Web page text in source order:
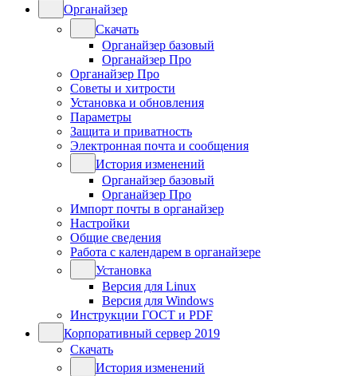
Органайзер
Скачать
Органайзер базовый
Органайзер Про
Органайзер Про
Советы и хитрости
Установка и обновления
Параметры
Защита и приватность
Электронная почта и сообщения
История изменений
Органайзер базовый
Органайзер Про
Импорт почты в органайзер
Настройки
Общие сведения
Работа с календарем в органайзере
Установка
Версия для Linux
Версия для Windows
Инструкции ГОСТ и PDF
Корпоративный сервер 2019
Скачать
История изменений